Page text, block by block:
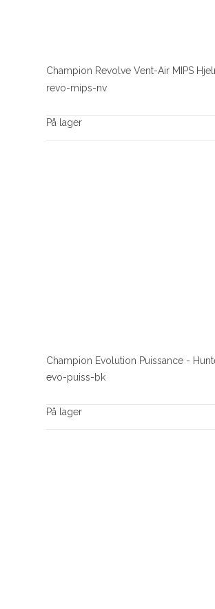
Champion Revolve Vent-Air MIPS
revo-mips-nv
På lager
Champion Evolution Puissance -
evo-puiss-bk
På lager